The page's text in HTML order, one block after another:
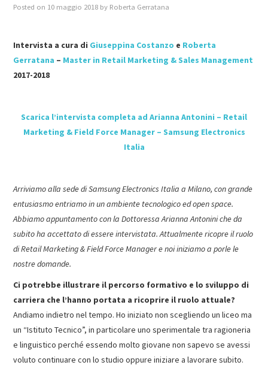
Posted on 10 maggio 2018 by Roberta Gerratana
Intervista a cura di Giuseppina Costanzo e Roberta
Gerratana – Master in Retail Marketing & Sales Management
2017-2018
Scarica l’intervista completa ad Arianna Antonini – Retail
Marketing & Field Force Manager – Samsung Electronics
Italia
Arriviamo alla sede di Samsung Electronics Italia a Milano, con grande
entusiasmo entriamo in un ambiente tecnologico ed open space.
Abbiamo appuntamento con la Dottoressa Arianna Antonini che da
subito ha accettato di essere intervistata. Attualmente ricopre il ruolo
di Retail Marketing & Field Force Manager e noi iniziamo a porle le
nostre domande.
Ci potrebbe illustrare il percorso formativo e lo sviluppo di
carriera che l’hanno portata a ricoprire il ruolo attuale?
Andiamo indietro nel tempo. Ho iniziato non scegliendo un liceo ma
un “Istituto Tecnico”, in particolare uno sperimentale tra ragioneria
e linguistico perché essendo molto giovane non sapevo se avessi
voluto continuare con lo studio oppure iniziare a lavorare subito.